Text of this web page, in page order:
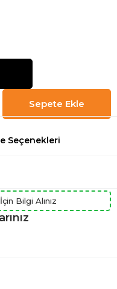
Seçenekleri
Bilgi Alınız